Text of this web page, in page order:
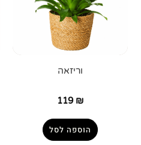
וריזאה
119 ₪
הוספה לסל